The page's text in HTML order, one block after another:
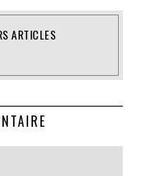
ARTICLES